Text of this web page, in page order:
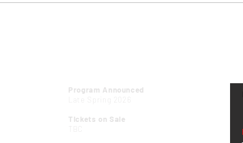
Program Announced
Late Spring 2026
Tickets on Sale